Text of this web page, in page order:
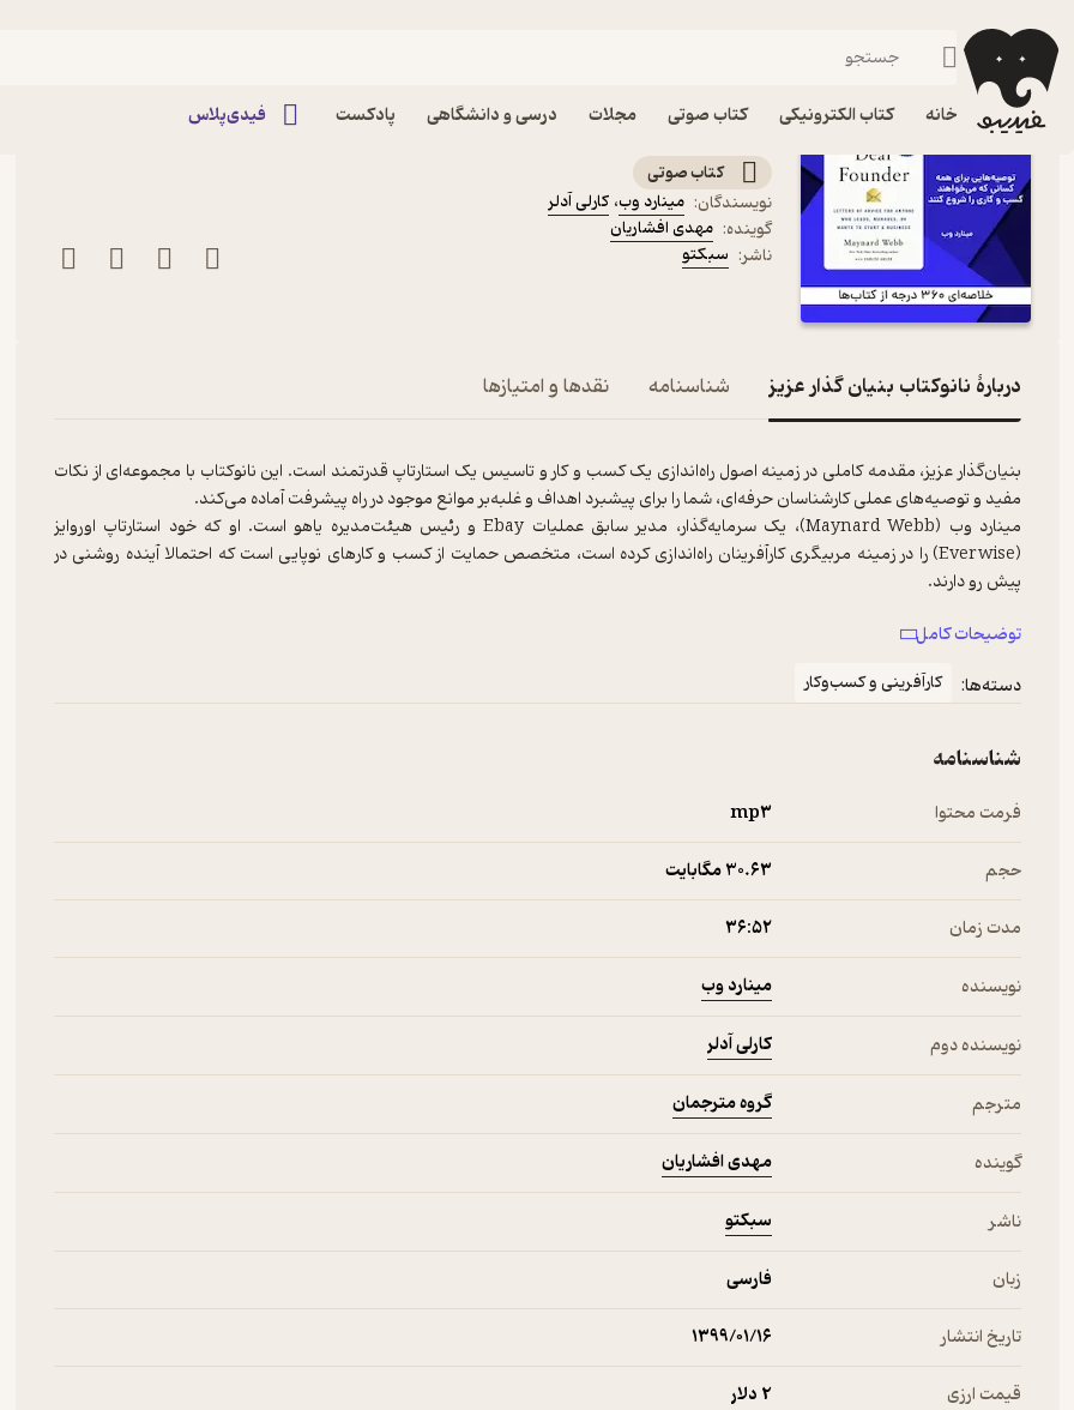
خانه کتاب الکترونیکی کتاب صوتی مجلات درسی و دانشگاهی پادکست فیدی‌پلاس
فیدیبو کتاب صوتی
کتاب صوتی نانوکتاب بنیان گذار عزیز اثر مینارد وب
کتاب صوتی
نویسندگان: مینارد وب، کارلی آدلر
گوینده: مهدی افشاریان
ناشر: سبکتو
دربارۀ نانوکتاب بنیان گذار عزیز شناسنامه نقدها و امتیازها
بنیان‌گذار عزیز، مقدمه کاملی در زمینه اصول راه‌اندازی یک کسب و کار و تاسیس یک استارتاپ قدرتمند است. این نانوکتاب با مجموعه‌ای از نکات
مینارد وب (Maynard Webb)، یک سرمایه‌گذار، مدیر سابق عملیات Ebay و رئیس هیئت‌مدیره یاهو است. او که خود استارتاپ اوروایز
(Everwise) را در زمینه مربیگری کارآفرینان راه‌اندازی کرده‌ است، متخصص حمایت از کسب و کارهای نوپایی است که احتمالا آینده روشنی در
پرفروش نیویورک تایمز با عناوین «مراقبه برای شکاکین بی‌قرار» و «سرزمین استارتاپ» همکاری داشته‌است. او همچنین به طور مستمر با
در اختیار دارید. همچنین نانوکتاب‌ها شما را با کتاب‌های جدید آشنا می‌کنند.
توضیحات کامل
دسته‌ها:
کارآفرینی و کسب‌وکار
شناسنامه
فرمت محتوا mp۳
حجم 30.۶۳ مگابایت
مدت زمان ۳۶:۵۲
نویسنده مینارد وب
نویسنده دوم کارلی آدلر
مترجم گروه مترجمان
گوینده مهدی افشاریان
ناشر سبکتو
زبان فارسی
تاریخ انتشار ۱۳۹۹/۰۱/۱۶
قیمت ارزی 2 دلار